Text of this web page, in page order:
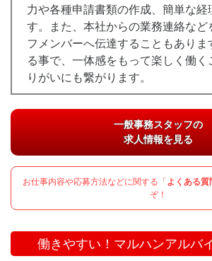
力や各種申請書類の作成、簡単な経
す。また、本社からの業務連絡など
フメンバーへ伝達することもありま
る事で、一体感をもって楽しく働く
りがいにも繋がります。
一般事務スタッフの
求人情報を見る
お仕事内容や応募方法などに関する「 よくある質
ぞ！
働きやすい！マルハンアルバ